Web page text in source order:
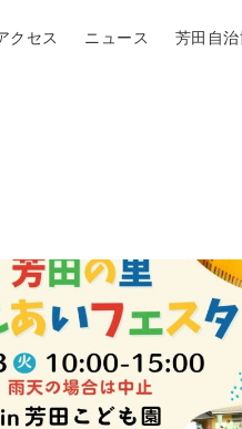
クセス ニュース 芳田自